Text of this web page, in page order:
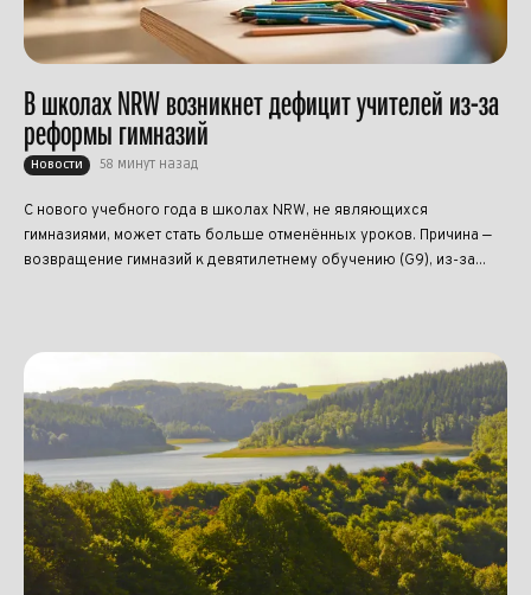
В школах NRW возникнет дефицит учителей из-за
реформы гимназий
Новости 58 минут назад
С нового учебного года в школах NRW, не являющихся
гимназиями, может стать больше отменённых уроков. Причина —
возвращение гимназий к девятилетнему обучению (G9), из-за...